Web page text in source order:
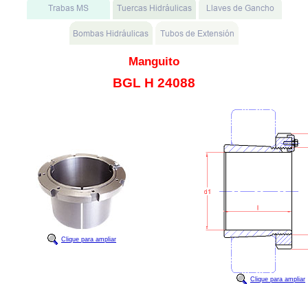
Manguito
BGL H 24088
Clique para ampliar
Clique para ampliar